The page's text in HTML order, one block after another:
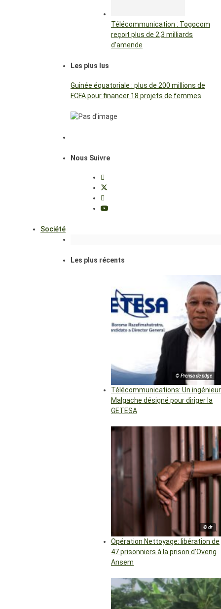
Télécommunication : Togocom
reçoit plus de 2,3 milliards
d’amende
Les plus lus
Guinée équatoriale : plus de 200 millions de
FCFA pour financer 18 projets de femmes
Nous Suivre
Société
Les plus récents
© Prensa de pdge
Télécommunications: Un ingénieur
Malgache désigné pour diriger la
GETESA
© dr
Opération Nettoyage: libération de
47 prisonniers à la prison d’Oveng
Ansem